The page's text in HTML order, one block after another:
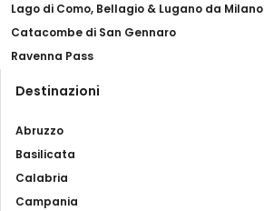
Lago di Como, Bellagio & Lugano da Milano
Catacombe di San Gennaro
Ravenna Pass
Destinazioni
Abruzzo
Basilicata
Calabria
Campania